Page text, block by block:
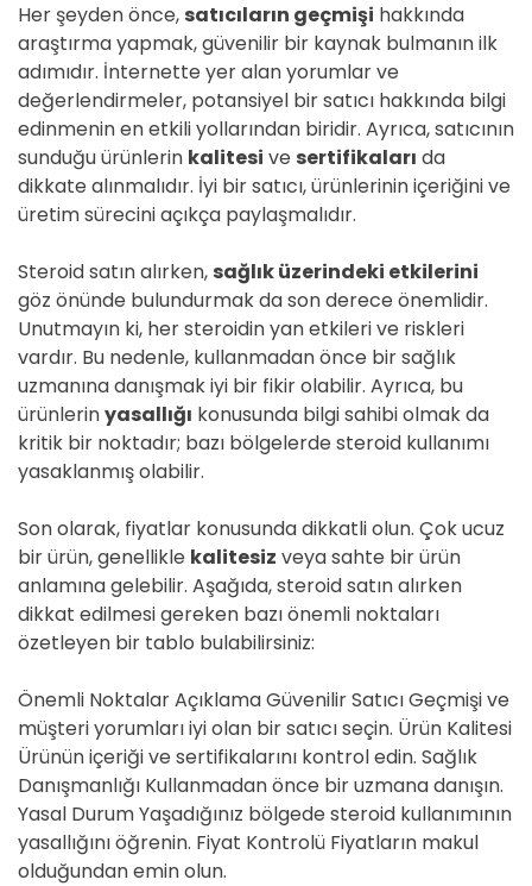
Her şeyden önce, satıcıların geçmişi hakkında
araştırma yapmak, güvenilir bir kaynak bulmanın ilk
adımıdır. İnternette yer alan yorumlar ve
değerlendirmeler, potansiyel bir satıcı hakkında bilgi
edinmenin en etkili yollarından biridir. Ayrıca, satıcının
sunduğu ürünlerin kalitesi ve sertifikaları da
dikkate alınmalıdır. İyi bir satıcı, ürünlerinin içeriğini ve
üretim sürecini açıkça paylaşmalıdır.
Steroid satın alırken, sağlık üzerindeki etkilerini
göz önünde bulundurmak da son derece önemlidir.
Unutmayın ki, her steroidin yan etkileri ve riskleri
vardır. Bu nedenle, kullanmadan önce bir sağlık
uzmanına danışmak iyi bir fikir olabilir. Ayrıca, bu
ürünlerinyasallığı konusunda bilgi sahibi olmak da
kritik bir noktadır; bazı bölgelerde steroid kullanımı
yasaklanmış olabilir.
Son olarak, fiyatlar konusunda dikkatli olun. Çok ucuz
bir ürün, genellikle kalitesiz veya sahte bir ürün
anlamına gelebilir. Aşağıda, steroid satın alırken
dikkat edilmesi gereken bazı önemli noktaları
özetleyen bir tablo bulabilirsiniz:
Önemli Noktalar Açıklama Güvenilir Satıcı Geçmişi ve
müşteri yorumları iyi olan bir satıcı seçin. Ürün Kalitesi
Ürünün içeriği ve sertifikalarını kontrol edin. Sağlık
Danışmanlığı Kullanmadan önce bir uzmana danışın.
Yasal Durum Yaşadığınız bölgede steroid kullanımının
yasallığını öğrenin. Fiyat Kontrolü Fiyatların makul
olduğundan emin olun.